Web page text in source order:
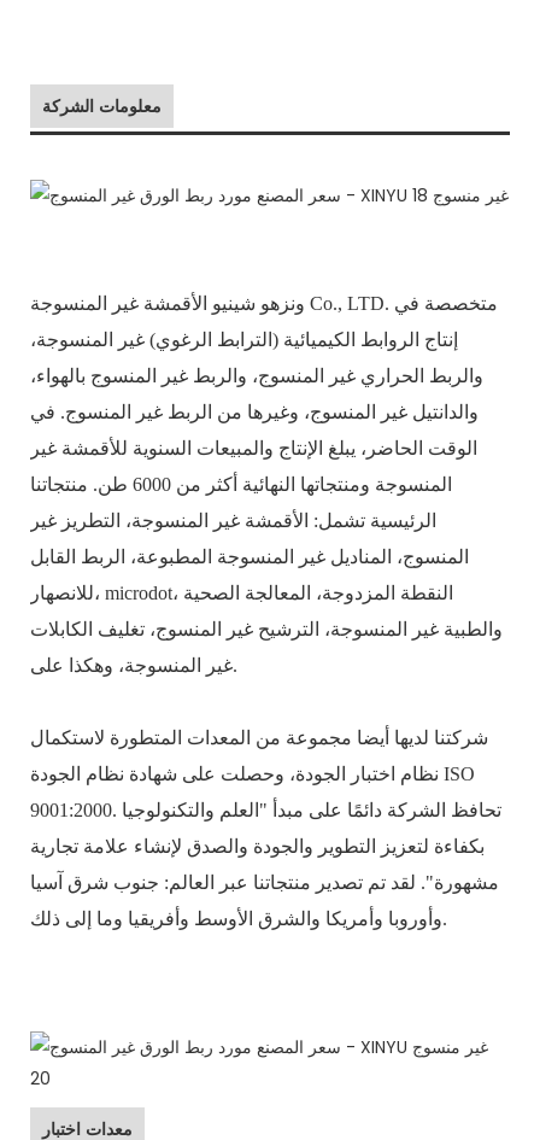
معلومات الشركة
ونزهو شينيو الأقمشة غير المنسوجة Co., LTD. متخصصة في
إنتاج الروابط الكيميائية (الترابط الرغوي) غير المنسوجة،
والربط الحراري غير المنسوج، والربط غير المنسوج بالهواء،
والدانتيل غير المنسوج، وغيرها من الربط غير المنسوج. في
الوقت الحاضر، يبلغ الإنتاج والمبيعات السنوية للأقمشة غير
المنسوجة ومنتجاتها النهائية أكثر من 6000 طن. منتجاتنا
الرئيسية تشمل: الأقمشة غير المنسوجة، التطريز غير
المنسوج، المناديل غير المنسوجة المطبوعة، الربط القابل
للانصهار، microdot، النقطة المزدوجة، المعالجة الصحية
والطبية غير المنسوجة، الترشيح غير المنسوج، تغليف الكابلات
غير المنسوجة، وهكذا على.
شركتنا لديها أيضا مجموعة من المعدات المتطورة لاستكمال
نظام اختبار الجودة، وحصلت على شهادة نظام الجودة ISO
9001:2000. تحافظ الشركة دائمًا على مبدأ "العلم والتكنولوجيا
بكفاءة لتعزيز التطوير والجودة والصدق لإنشاء علامة تجارية
مشهورة". لقد تم تصدير منتجاتنا عبر العالم: جنوب شرق آسيا
وأوروبا وأمريكا والشرق الأوسط وأفريقيا وما إلى ذلك.
معدات اختبار